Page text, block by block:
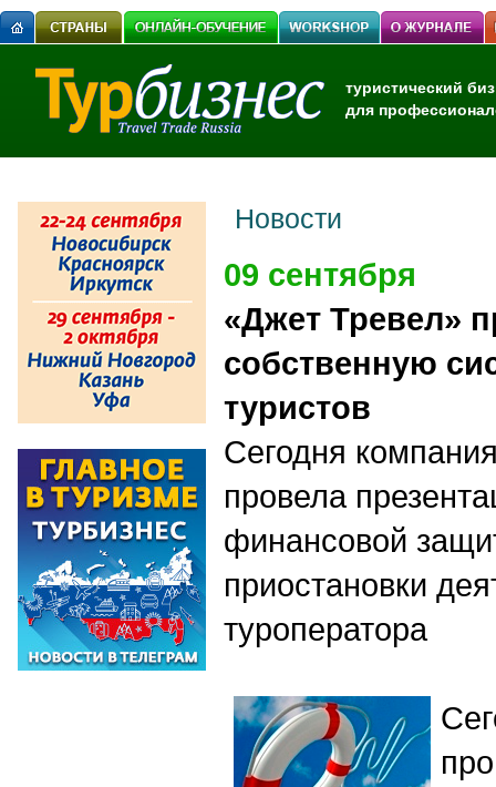
туристический
для
Новости
09 сентября
«Джет Тревел»
собственную
туристов
Сегодня
провела
финансовой
приостановки
туроператора